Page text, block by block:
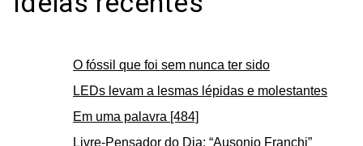
O fóssil que foi sem nunca ter sido
LEDs levam a lesmas lépidas e molestantes
Em uma palavra [484]
Livre-Pensador do Dia: “Ausonio Franchi”